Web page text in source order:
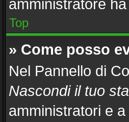
amministratore
Top
» Come posso
Nel Pannello di
Nascondi il tuo
amministratori e